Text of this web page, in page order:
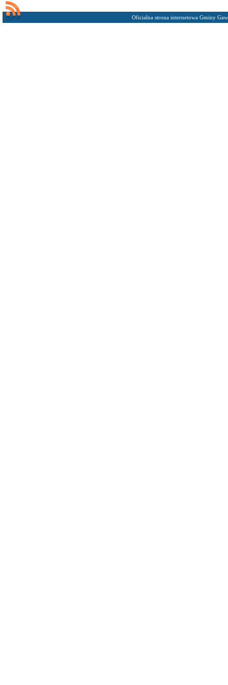
Oficialna strona internetowa Gminy